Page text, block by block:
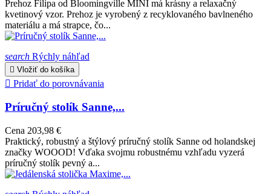
Prehoz Filipa od Bloomingville MINI má krásny a relaxačný
kvetinový vzor. Prehoz je vyrobený z recyklovaného bavlneného
materiálu a má strapce, čo...
search Rýchly náhľad
 Vložiť do košíka
 Pridať do porovnávania
Príručný stolík Sanne,...
Cena 203,98 €
Praktický, robustný a štýlový príručný stolík Sanne od holandskej
značky WOOOD! Vďaka svojmu robustnému vzhľadu vyzerá
príručný stolík pevný a...